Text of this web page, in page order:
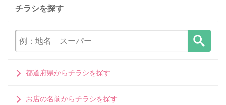
チラシを探す
都道府県からチラシを探す
お店の名前からチラシを探す